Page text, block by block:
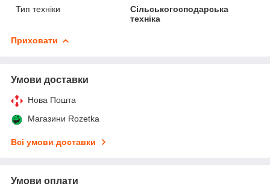
Тип техніки
Сільськогосподарська
техніка
Приховати
Умови доставки
Нова Пошта
Магазини Rozetka
Всі умови доставки
Умови оплати